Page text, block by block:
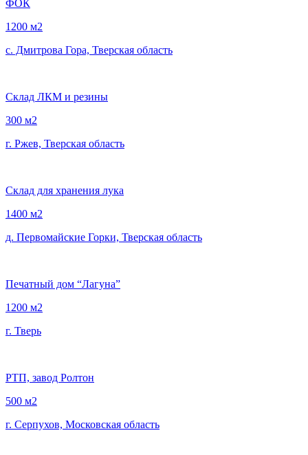
ФОК
1200 м2
с. Дмитрова Гора, Тверская область
Склад ЛКМ и резины
300 м2
г. Ржев, Тверская область
Склад для хранения лука
1400 м2
д. Первомайские Горки, Тверская область
Печатный дом “Лагуна”
1200 м2
г. Тверь
РТП, завод Ролтон
500 м2
г. Серпухов, Московская область